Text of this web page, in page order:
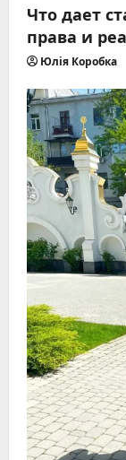
Что дает
права и
Юлія Коробка